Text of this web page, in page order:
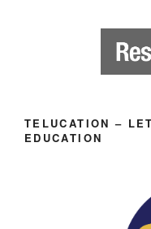
TELUCATION –
EDUCATION